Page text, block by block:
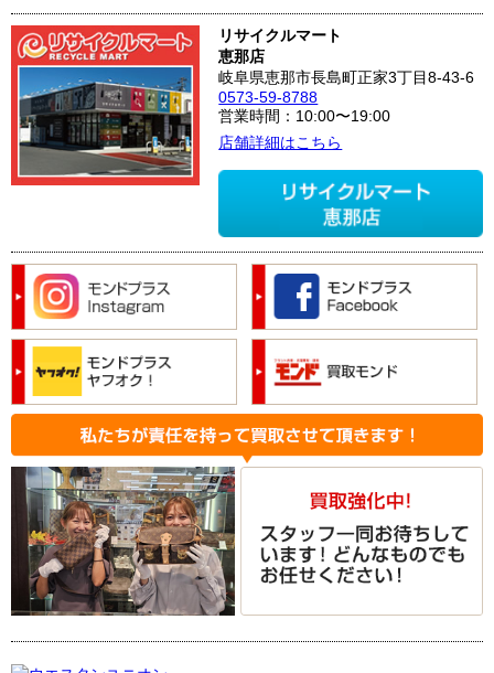
リサイクルマート
恵那店
岐阜県恵那市長島町正家3丁目8-43-6
0573-59-8788
営業時間：10:00〜19:00
店舗詳細はこちら